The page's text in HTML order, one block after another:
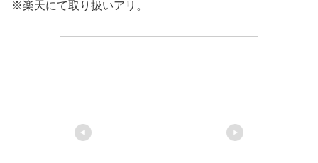
※楽天にて取り扱いアリ。